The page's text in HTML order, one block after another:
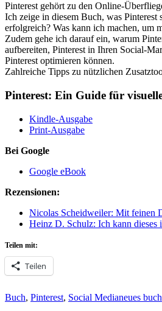
Pinterest gehört zu den Online-
Ich zeige in diesem Buch, was
erfolgreich? Was kann ich machen, um
Zudem gehe ich darauf ein, warum
aufbereiten, Pinterest in Ihren Social-
Pinterest optimieren können.
Zahlreiche Tipps zu nützlichen
Pinterest: Ein Guide für
Kindle-Ausgabe
Print-Ausgabe
Bei Google
Google eBook
Rezensionen:
Nicolas Scheidweiler: Mit feinen
Heinz D. Schulz: Ich kann
Teilen mit:
Teilen
Kategorien
Buch, Pinterest, Social MediaSchlagworte
neues buch